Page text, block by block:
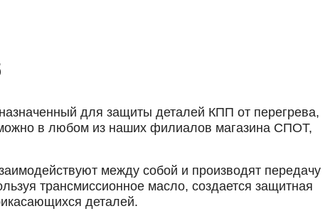
для защиты деталей КПП от перегрева,
в любом из наших филиалов магазина СПОТ,
между собой и производят передачу
трансмиссионное масло, создается защитная
деталей.